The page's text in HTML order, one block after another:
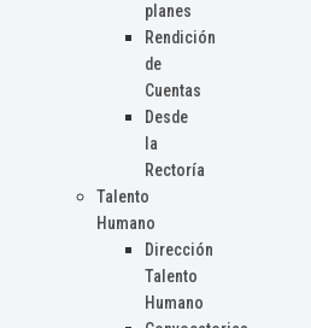
planes
Rendición
de
Cuentas
Desde
la
Rectoría
Talento
Humano
Dirección
Talento
Humano